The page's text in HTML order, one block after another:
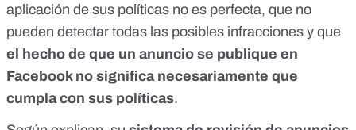
aplicación de sus políticas no es perfecta, que no
pueden detectar todas las posibles infracciones y que
el hecho de que un anuncio se publique en
Facebook no significa necesariamente que
cumpla con sus políticas.